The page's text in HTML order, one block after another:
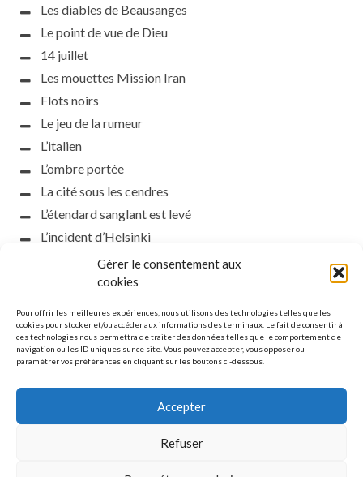
Gérer le consentement aux
cookies
Pour offrir les meilleures expériences, nous utilisons des technologies telles que les
cookies pour stocker et/ou accéder aux informations des terminaux. Le fait de consentir à
ces technologies nous permettra de traiter des données telles que le comportement de
navigation ou les ID uniques sur ce site. Vous pouvez accepter, vous opposer ou
paramétrer vos préférences en cliquant sur les boutons ci-dessous.
Accepter
Refuser
Les diables de Beausanges
Le point de vue de Dieu
14 juillet
Les mouettes Mission Iran
Flots noirs
Le jeu de la rumeur
L’italien
L’ombre portée
La cité sous les cendres
L’étendard sanglant est levé
L’incident d’Helsinki
la petite fasciste
Toutes les nuances de la nuit
Que s’obscurcissent le soleil et la lumière
Le silence